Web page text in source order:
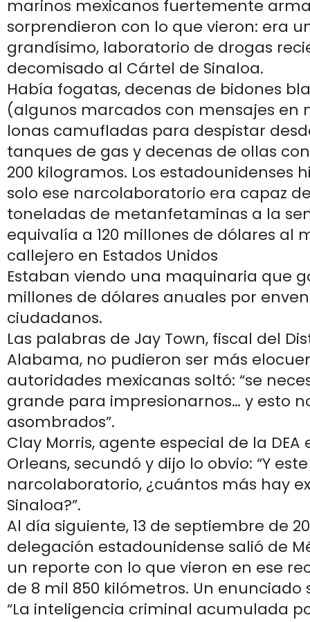
marinos mexicanos fuertemente
sorprendieron con lo que vieron: era
grandísimo, laboratorio de drogas
decomisado al Cártel de Sinaloa.
Había fogatas, decenas de bidones
(algunos marcados con mensajes en
lonas camufladas para despistar
tanques de gas y decenas de ollas
200 kilogramos. Los estadounidenses
solo ese narcolaboratorio era capaz
toneladas de metanfetaminas a la
equivalía a 120 millones de dólares al
callejero en Estados Unidos
Estaban viendo una maquinaria que
millones de dólares anuales por
ciudadanos.
Las palabras de Jay Town, fiscal del
Alabama, no pudieron ser más
autoridades mexicanas soltó: “se
grande para impresionarnos… y esto
asombrados”.
Clay Morris, agente especial de la DEA
Orleans, secundó y dijo lo obvio: “Y
narcolaboratorio, ¿cuántos más hay
Sinaloa?”.
Al día siguiente, 13 de septiembre de
delegación estadounidense salió de
un reporte con lo que vieron en ese
de 8 mil 850 kilómetros. Un enunciado
“La inteligencia criminal acumulada